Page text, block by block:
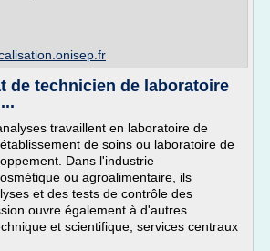
de technicien de laboratoire
travaillent en laboratoire de
de soins ou laboratoire de
Dans l'industrie
ou agroalimentaire, ils
et des tests de contrôle des
ouvre également à d'autres
et scientifique, services centraux